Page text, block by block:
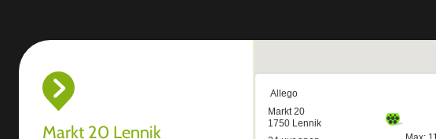
Markt 20 Lennik